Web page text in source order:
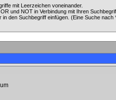
mit Leerzeichen voneinander.
und NOT in Verbindung mit Ihren
den Suchbegriff einfügen. (Eine Suche